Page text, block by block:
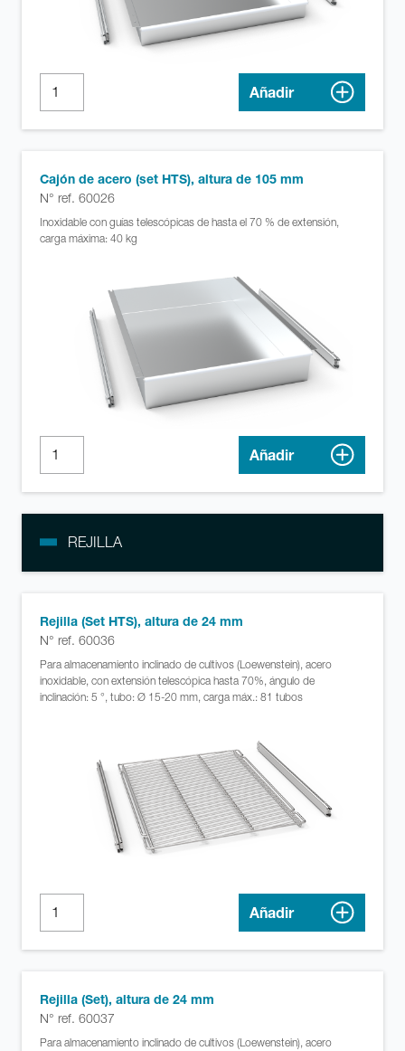
Añadir
Cajón de acero (set HTS), altura de 105 mm
N° ref. 60026
Inoxidable con guías telescópicas de hasta el 70 % de extensión,
carga máxima: 40 kg
Añadir
REJILLA
Rejilla (Set HTS), altura de 24 mm
N° ref. 60036
Para almacenamiento inclinado de cultivos (Loewenstein), acero
inoxidable, con extensión telescópica hasta 70%, ángulo de
inclinación: 5 °, tubo: Ø 15-20 mm, carga máx.: 81 tubos
Añadir
Rejilla (Set), altura de 24 mm
N° ref. 60037
Para almacenamiento inclinado de cultivos (Loewenstein), acero